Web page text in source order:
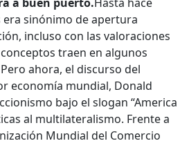
era sinónimo de apertura
incluso con las valoraciones
traen en algunos
ahora, el discurso del
economía mundial, Donald
bajo el slogan “America
al multilateralismo. Frente a
Mundial del Comercio